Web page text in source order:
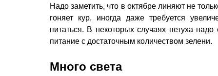
Надо заметить, что в октябре линяют не
гоняет кур, иногда даже требуется
питаться. В некоторых случаях петуха
питание с достаточным количеством зелени.
Много света